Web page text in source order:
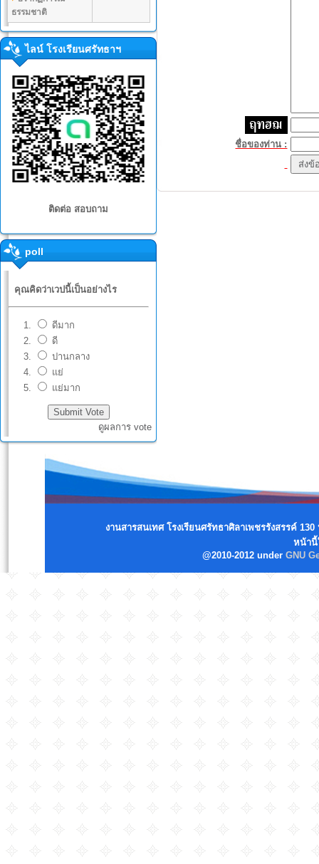
ธรรมชาติ
ไลน์ โรงเรียนศรัทธาฯ
ติดต่อ สอบถาม
poll
คุณคิดว่าเวปนี้เป็นอย่างไร
ดีมาก
ดี
ปานกลาง
แย่
แย่มาก
ดูผลการ vote
ชื่อของท่าน :
งานสารสนเทศ โรงเรียนศรัทธาศิลาเพชรรังสรรค์
หน้านี้
@2010-2012 underGNU